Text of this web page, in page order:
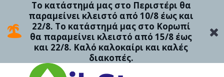
Το κατάστημά μας στο Περιστέρι θα
παραμείνει κλειστό από 10/8 έως και
22/8. Το κατάστημά μας στο Κορωπί
θα παραμείνει κλειστό από 15/8 έως
και 22/8. Καλό καλοκαίρι και καλές
διακοπές.